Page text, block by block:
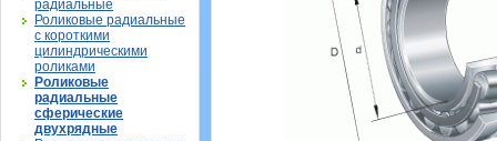
радиальные
Роликовые радиальные
с короткими
цилиндрическими
роликами
Роликовые
радиальные
сферические
двухрядные